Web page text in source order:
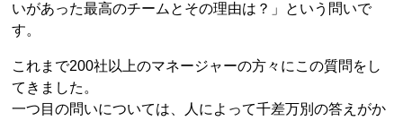
いがあった最高のチームとその理由は？」という問いで
す。
これまで200社以上のマネージャーの方々にこの質問をし
てきました。
一つ目の問いについては、人によって千差万別の答えがか